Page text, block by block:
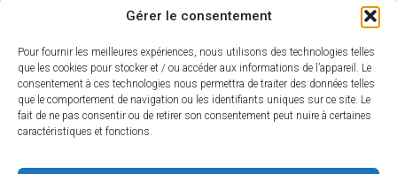
Gérer le consentement
Pour fournir les meilleures expériences, nous utilisons des technologies telles
que les cookies pour stocker et / ou accéder aux informations de l’appareil. Le
consentement à ces technologies nous permettra de traiter des données telles
que le comportement de navigation ou les identifiants uniques sur ce site. Le
fait de ne pas consentir ou de retirer son consentement peut nuire à certaines
caractéristiques et fonctions.
MAIRIE D'AIRVAULT
1 Rue Constant Balquet,
79600 Airvault
05 49 64 70 13
Contacter la mairie